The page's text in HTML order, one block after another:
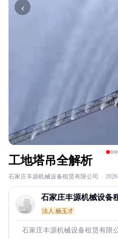
‹
工地塔吊全解析
石家庄丰源机械设备租赁有限公司 ·
石家庄丰源机械设备
司
法人:杨玉才
石家庄丰源机械设备租赁有限